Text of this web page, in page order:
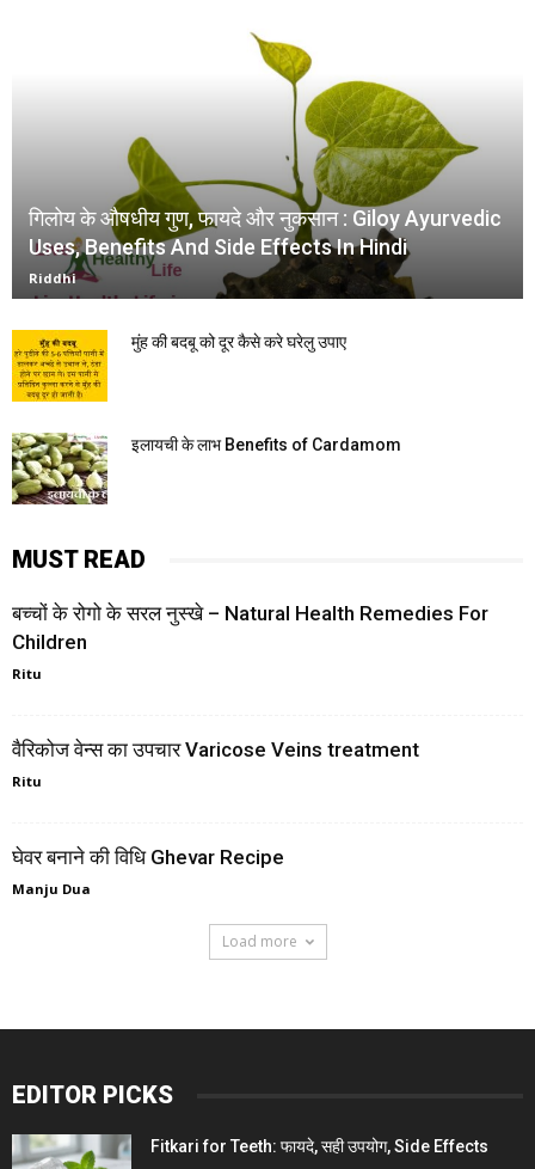
गिलोय के औषधीय गुण, फायदे और नुकसान : Giloy Ayurvedic
Uses, Benefits And Side Effects In Hindi
Riddhi
मुंह की बदबू को दूर कैसे करे घरेलु उपाए
इलायची के लाभ Benefits of Cardamom
MUST READ
बच्चों के रोगो के सरल नुस्खे – Natural Health Remedies For
Children
Ritu
वैरिकोज वेन्स का उपचार Varicose Veins treatment
Ritu
घेवर बनाने की विध‍ि Ghevar Recipe
Manju Dua
Load more
EDITOR PICKS
Fitkari for Teeth: फायदे, सही उपयोग, Side Effects